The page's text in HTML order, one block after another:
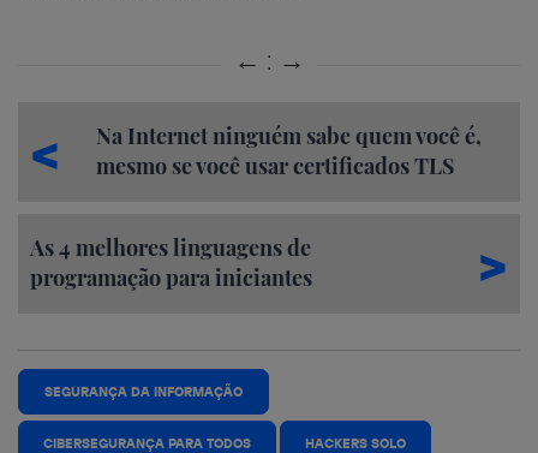
Na Internet ninguém sabe quem você é,
mesmo se você usar certificados TLS
As 4 melhores linguagens de
programação para iniciantes
SEGURANÇA DA INFORMAÇÃO
CIBERSEGURANÇA PARA TODOS HACKERS SOLO